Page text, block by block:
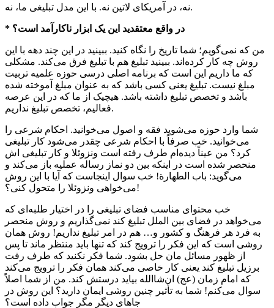
نه، در آمریکای لاتین نه. با این مدل تبلیغی ما، نه.
* در واقع معتقدید این یک ابزار ناکارآمد است؟
من که نمی‌گویم؛ شما تاریخ را نگاه کنید. ببینید در این چند دهه با این
روش چه کار کرده‌اند. ببینید تبلیغ هم با تبلیغ فرق می‌کند. مشکلی
که ما داریم این است که برنامه اصلی درسی حوزه علمیه تربیت
مبلغ نیست. تبلیغ یعنی کسی باشد که به عنوان مبلغ آموخته شده
باشد و تخصص تبلیغ داشته باشد. هیچیک از ما که در این عرصه
فعالیم، تخصص تبلیغ نداریم.
شما وارد حوزه می‌شوید فقه و اصول می‌خوانید. احکام شرعی را
می‌خوانید. خب صرفاً با احکام شرعی چقدر می‌شود کار تبلیغی
کرد؟ من عیناً دیده‌ام طرف رفته است ونزوئلا و کار تبلیغی اش
منحصر شده است در اینکه بین دو نماز رساله عملیه باز می‌کند و
می‌گوید: باب الطهارة! خب سوال اینجاست که آیا با این روش
می‌خواهی ونزوئلا را متحول کنی؟!
خب محتوای مناسب فضای تبلیغی را در اختیار طلبه‌ای که
می‌خواهد در فضای بین الملل تبلیغ کند نمی‌گذاریم و روش منحصر
به فرد هر فرهنگ و کشور و… هم در امر تبلیغ نداریم! روش همان
روشی است که این فکر را ترویج کند که تنها باید منتظر ماند تا پس
از ظهور مسائل مان حل بشود. شما فکر نکنید که طرف رفت
برزیل تبلیغ کند یعنی کار خاصی می‌کند همان فکر را ترویج می‌کند
که امام زمان (عج) ان‌شاالله بیاید درستش کند. من از شما اصلاً
سوال می‌کنم! شما به تأثیر چنین روشی ایمان دارید؟ این روش در
جاهای دیگر مگر جواب داده است؟